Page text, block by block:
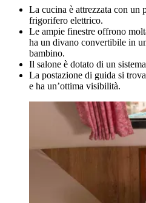
La cucina è attrezzata con un
frigorifero elettrico.
Le ampie finestre offrono
ha un divano convertibile in
bambino.
Il salone è dotato di un
La postazione di guida si
e ha un’ottima visibilità.